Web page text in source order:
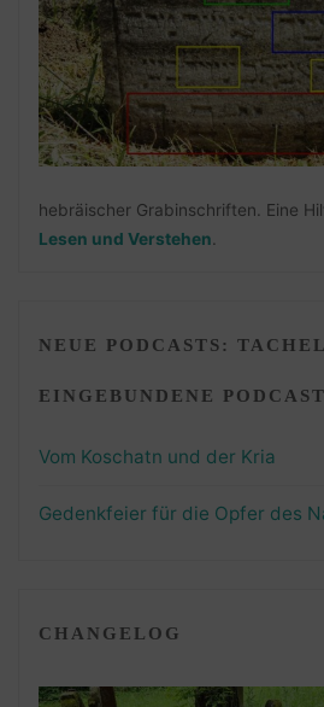
hebräischer Grabinschriften. Eine
Lesen und Verstehen
NEUE PODCASTS:
EINGEBUNDENE
Vom Koschatn und der Kria
Gedenkfeier für die Opfer des
CHANGELOG